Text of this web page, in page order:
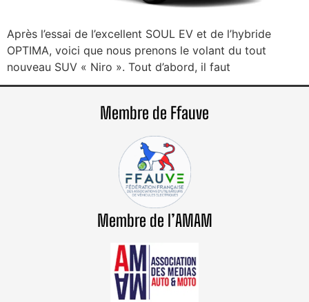
Après l’essai de l’excellent SOUL EV et de l’hybride
OPTIMA, voici que nous prenons le volant du tout
nouveau SUV « Niro ». Tout d’abord, il faut
Membre de Ffauve
Membre de l’AMAM